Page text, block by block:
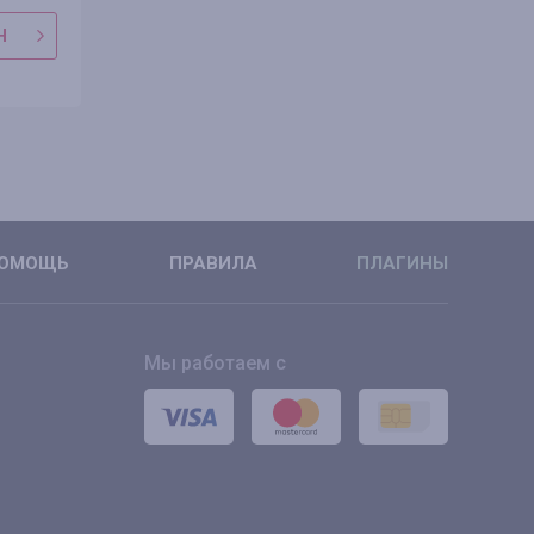
ПРАВИЛА ПЛАГИНЫ
Мы работаем с